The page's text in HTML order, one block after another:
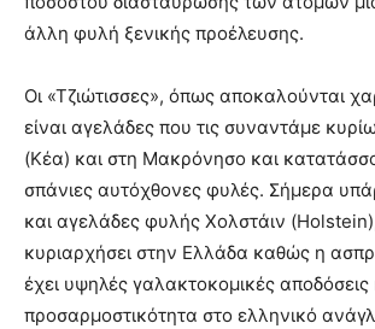
άλλη φυλή ξενικής προέλευσης.
Οι «Τζιώτισσες», όπως αποκαλούνται
είναι αγελάδες που τις συναντάμε
(Κέα) και στη Μακρόνησο και
σπάνιες αυτόχθονες φυλές. Σήμερα
και αγελάδες φυλής Χολστάιν
κυριαρχήσει στην Ελλάδα καθώς η
έχει υψηλές γαλακτοκομικές
προσαρμοστικότητα στο ελληνικό